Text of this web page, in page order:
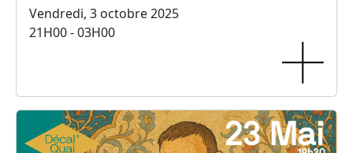
Vendredi, 3 octobre 2025
21H00 - 03H00